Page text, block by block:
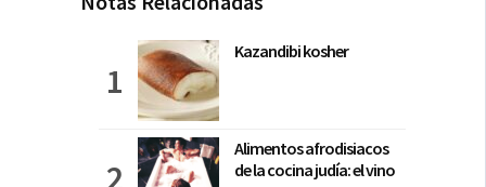
Kazandibi kosher
Alimentos afrodisiacos
de la cocina judía: el vino